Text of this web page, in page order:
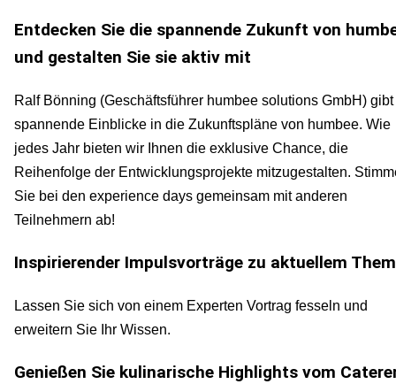
Entdecken Sie die spannende Zukunft von
und gestalten Sie sie aktiv mit
Ralf Bönning (Geschäftsführer humbee solutions GmbH) gibt
spannende Einblicke in die Zukunftspläne von humbee. Wie
jedes Jahr bieten wir Ihnen die exklusive Chance, die
Reihenfolge der Entwicklungsprojekte mitzugestalten.
Sie bei den experience days gemeinsam mit anderen
Teilnehmern ab!
Inspirierender Impulsvorträge zu aktuellem
Lassen Sie sich von einem Experten Vortrag fesseln und
erweitern Sie Ihr Wissen.
Genießen Sie kulinarische Highlights vom